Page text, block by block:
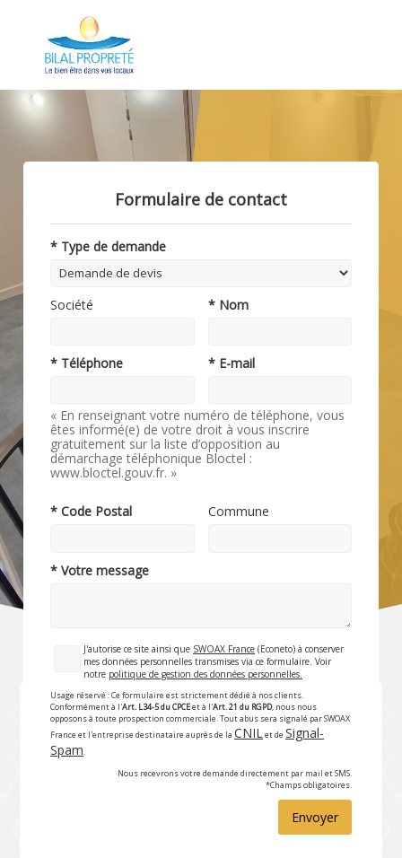
Formulaire de contact
* Type de demande
Société * Nom
* Téléphone * E-mail
« En renseignant votre numéro de téléphone, vous
êtes informé(e) de votre droit à vous inscrire
gratuitement sur la liste d’opposition au
démarchage téléphonique Bloctel :
www.bloctel.gouv.fr. »
* Code Postal Commune
* Votre message
J'autorise ce site ainsi que SWOAX France (Econeto) à conserver
mes données personnelles transmises via ce formulaire. Voir
notre politique de gestion des données personnelles.
Usage réservé : Ce formulaire est strictement dédié à nos clients.
Conformément à l'Art. L34-5 du CPCEet à l'Art. 21 du RGPD, nous nous
opposons à toute prospection commerciale. Tout abus sera signalé par SWOAX
France et l'entreprise destinataire auprès de la CNILet de Signal-
Spam.
Nous recevrons votre demande directement par mail et SMS.
*Champs obligatoires.
Envoyer